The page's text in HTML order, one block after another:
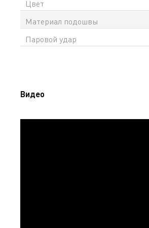
Цвет
Материал подошвы
Паровой удар
Видео